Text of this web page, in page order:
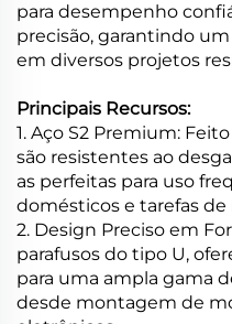
para desempenho
precisão, garantindo
em diversos projetos
Principais Recursos:
1. Aço S2 Premium:
são resistentes ao
as perfeitas para uso
domésticos e tarefas
2. Design Preciso em
parafusos do tipo U,
para uma ampla gama
desde montagem de